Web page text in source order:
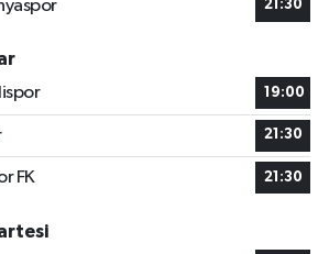
21:30
19:00
21:30
FK 21:30